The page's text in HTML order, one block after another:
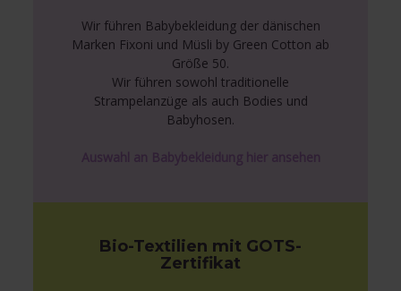
Wir führen Babybekleidung der dänischen
Marken Fixoni und Müsli by Green Cotton ab
Größe 50.
Wir führen sowohl traditionelle
Strampelanzüge als auch Bodies und
Babyhosen.
Auswahl an Babybekleidung hier ansehen
Bio-Textilien mit GOTS-
Zertifikat